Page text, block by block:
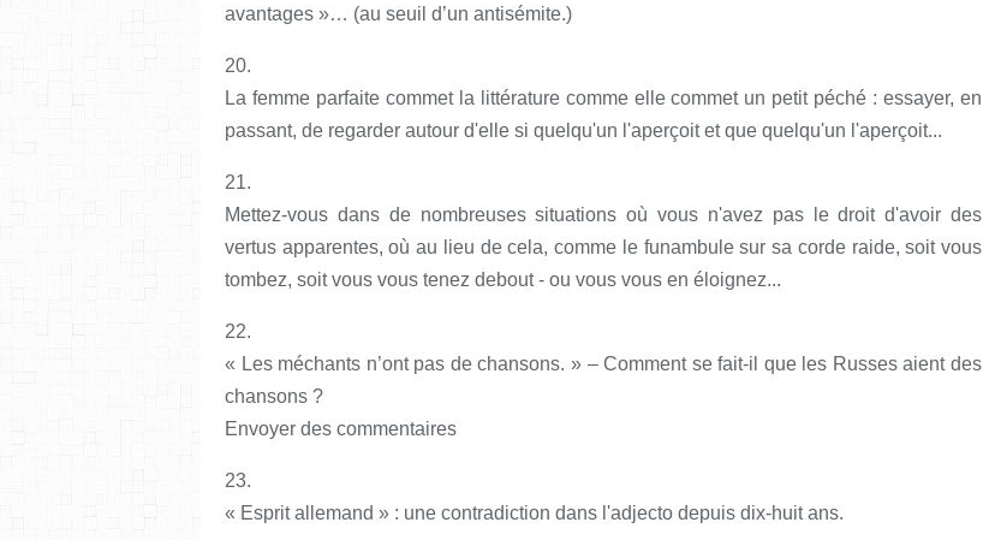
avantages »… (au seuil d’un antisémite.)
20.
La femme parfaite commet la littérature comme elle commet un petit péché : essayer, en
passant, de regarder autour d'elle si quelqu'un l'aperçoit et que quelqu'un l'aperçoit...
21.
Mettez-vous dans de nombreuses situations où vous n'avez pas le droit d'avoir des
vertus apparentes, où au lieu de cela, comme le funambule sur sa corde raide, soit vous
tombez, soit vous vous tenez debout - ou vous vous en éloignez...
22.
« Les méchants n’ont pas de chansons. » – Comment se fait-il que les Russes aient des
chansons ?
Envoyer des commentaires
23.
« Esprit allemand » : une contradiction dans l'adjecto depuis dix-huit ans.